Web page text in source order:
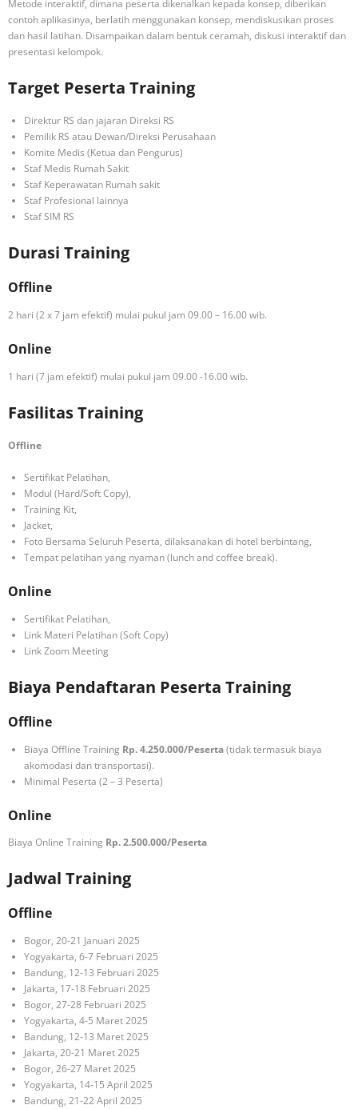
Metode interaktif, dimana peserta dikenalkan kepada konsep, diberikan
contoh aplikasinya, berlatih menggunakan konsep, mendiskusikan proses
dan hasil latihan. Disampaikan dalam bentuk ceramah, diskusi interaktif dan
presentasi kelompok.
Target Peserta Training
Direktur RS dan jajaran Direksi RS
Pemilik RS atau Dewan/Direksi Perusahaan
Komite Medis (Ketua dan Pengurus)
Staf Medis Rumah Sakit
Staf Keperawatan Rumah sakit
Staf Profesional lainnya
Staf SIM RS
Durasi Training
Offline
2 hari (2 x 7 jam efektif) mulai pukul jam 09.00 – 16.00 wib.
Online
1 hari (7 jam efektif) mulai pukul jam 09.00 -16.00 wib.
Fasilitas Training
Offline
Sertifikat Pelatihan,
Modul (Hard/Soft Copy),
Training Kit,
Jacket,
Foto Bersama Seluruh Peserta, dilaksanakan di hotel berbintang,
Tempat pelatihan yang nyaman (lunch and coffee break).
Online
Sertifikat Pelatihan,
Link Materi Pelatihan (Soft Copy)
Link Zoom Meeting
Biaya Pendaftaran Peserta Training
Offline
Biaya Offline Training Rp. 4.250.000/Peserta(tidak termasuk biaya
akomodasi dan transportasi).
Minimal Peserta (2 – 3 Peserta)
Online
Biaya Online Training Rp. 2.500.000/Peserta
Jadwal Training
Offline
Bogor, 20-21 Januari 2025
Yogyakarta, 6-7 Februari 2025
Bandung, 12-13 Februari 2025
Jakarta, 17-18 Februari 2025
Bogor, 27-28 Februari 2025
Yogyakarta, 4-5 Maret 2025
Bandung, 12-13 Maret 2025
Jakarta, 20-21 Maret 2025
Bogor, 26-27 Maret 2025
Yogyakarta, 14-15 April 2025
Bandung, 21-22 April 2025